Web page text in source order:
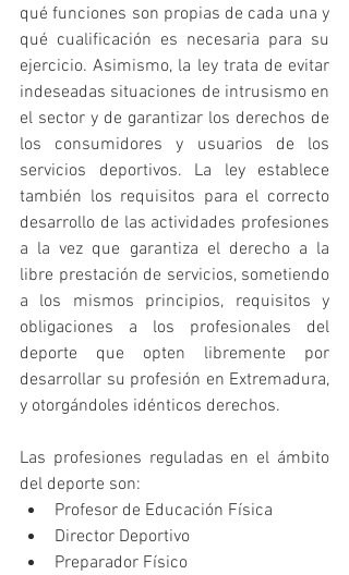
qué funciones son propias de cada una y
qué cualificación es necesaria para su
ejercicio. Asimismo, la ley trata de evitar
indeseadas situaciones de intrusismo en
el sector y de garantizar los derechos de
los consumidores y usuarios de los
servicios deportivos. La ley establece
también los requisitos para el correcto
desarrollo de las actividades profesiones
a la vez que garantiza el derecho a la
libre prestación de servicios, sometiendo
a los mismos principios, requisitos y
obligaciones a los profesionales del
deporte que opten libremente por
desarrollar su profesión en Extremadura,
y otorgándoles idénticos derechos.
Las profesiones reguladas en el ámbito
del deporte son:
Profesor de Educación Física
Director Deportivo
Preparador Físico